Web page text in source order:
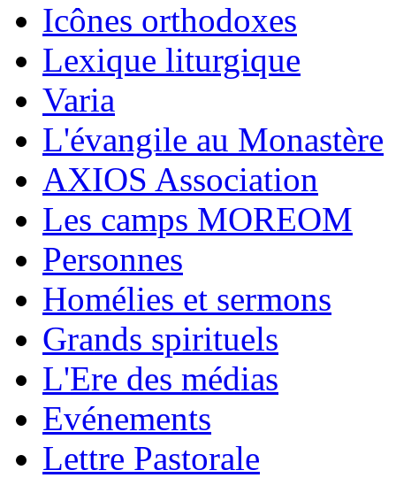
Icônes orthodoxes
Lexique liturgique
Varia
L'évangile au Monastère
AXIOS Association
Les camps MOREOM
Personnes
Homélies et sermons
Grands spirituels
L'Ere des médias
Evénements
Lettre Pastorale